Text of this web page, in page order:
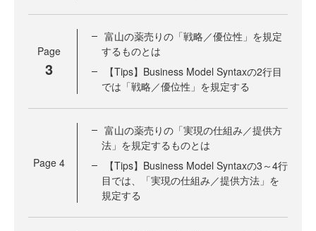
Page
3
富山の薬売りの「戦略／優位性」を規定
するものとは
【Tips】Business Model Syntaxの2行目
では「戦略／優位性」を規定する
Page 4
富山の薬売りの「実現の仕組み／提供方
法」を規定するものとは
【Tips】Business Model Syntaxの3～4行
目では、「実現の仕組み／提供方法」を
規定する